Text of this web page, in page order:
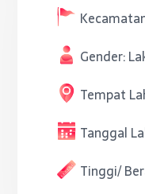
Gender:
Tempat
Tanggal
Tinggi/